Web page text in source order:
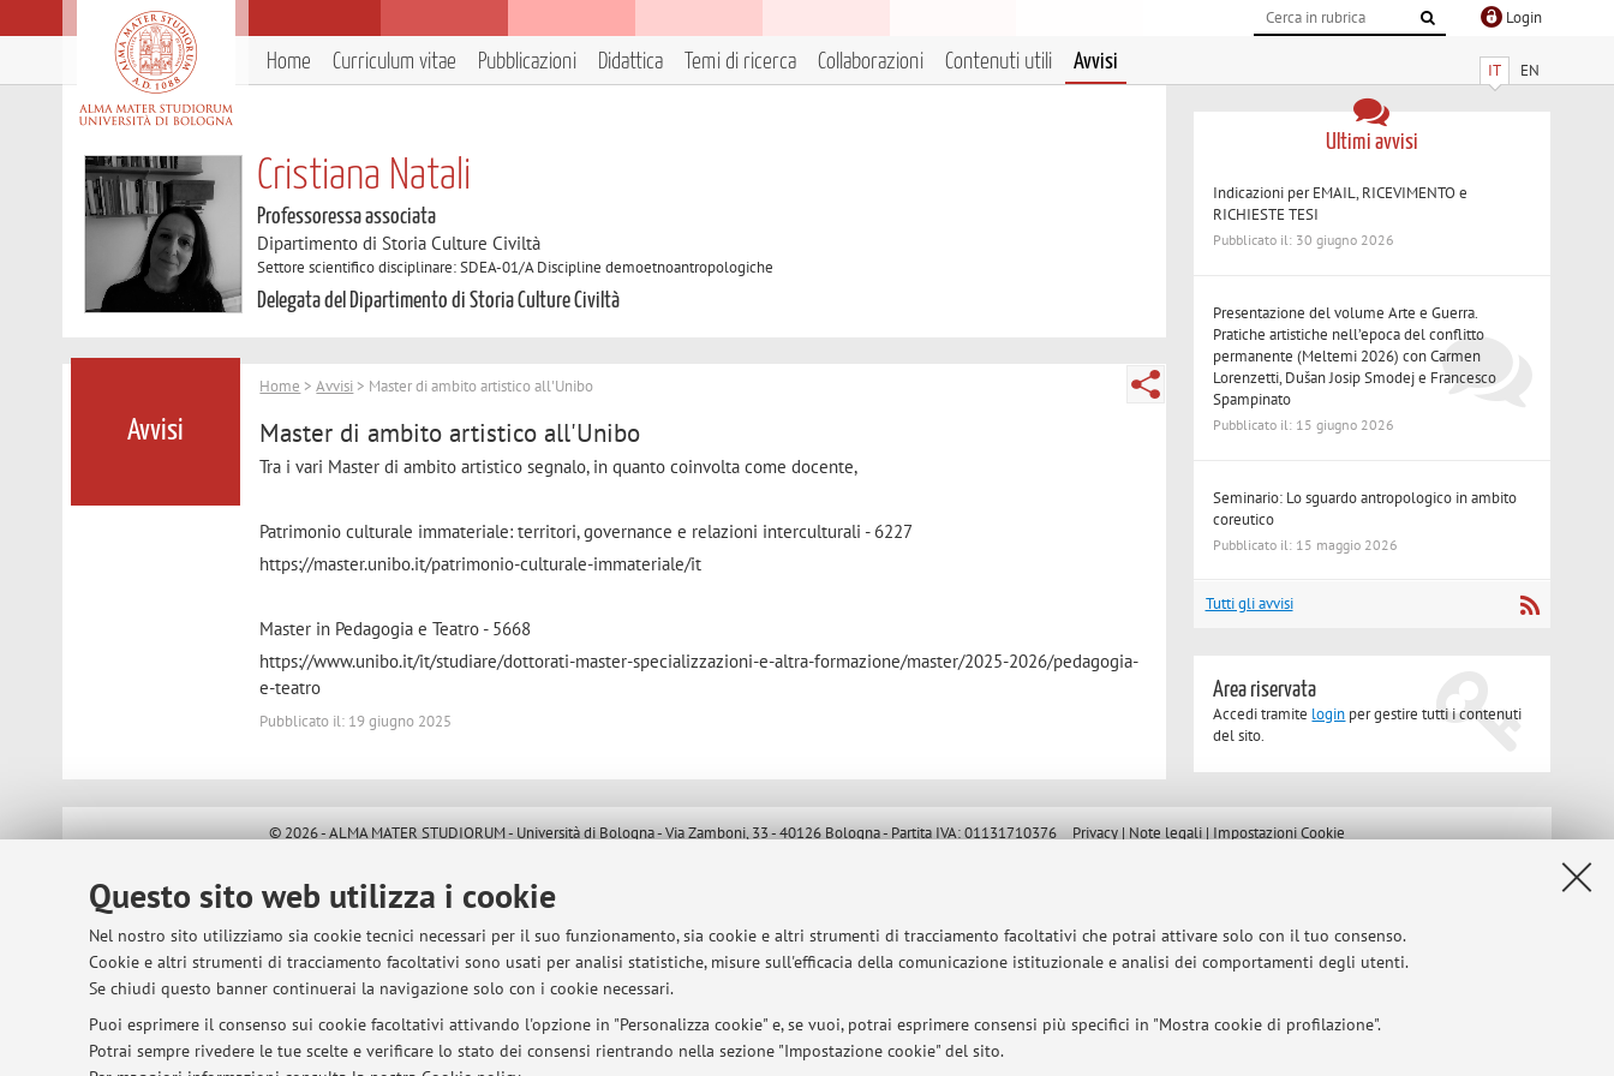
Questo sito web utilizza i cookie
Nel nostro sito utilizziamo sia cookie tecnici necessari per il suo funzionamento, sia cookie e altri strumenti di tracciamento facoltativi che potrai attivare solo con il tuo consenso.
Cookie e altri strumenti di tracciamento facoltativi sono usati per analisi statistiche, misure sull'efficacia della comunicazione istituzionale e analisi dei comportamenti degli utenti.
Se chiudi questo banner continuerai la navigazione solo con i cookie necessari.
Puoi esprimere il consenso sui cookie facoltativi attivando l'opzione in "Personalizza cookie" e, se vuoi, potrai esprimere consensi più specifici in "Mostra cookie di profilazione".
Potrai sempre rivedere le tue scelte e verificare lo stato dei consensi rientrando nella sezione "Impostazione cookie" del sito.
Login
IT EN
Home Curriculum vitae Pubblicazioni Didattica Temi di ricerca Collaborazioni Contenuti utili Avvisi
Cristiana Natali
Professoressa associata
Dipartimento di Storia Culture Civiltà
Settore scientifico disciplinare: SDEA-01/A Discipline demoetnoantropologiche
Delegata del Dipartimento di Storia Culture Civiltà
Avvisi
Home >Avvisi > Master di ambito artistico all'Unibo
Master di ambito artistico all'Unibo
Tra i vari Master di ambito artistico segnalo, in quanto coinvolta come docente,
Patrimonio culturale immateriale: territori, governance e relazioni interculturali - 6227
https://master.unibo.it/patrimonio-culturale-immateriale/it
Master in Pedagogia e Teatro - 5668
https://www.unibo.it/it/studiare/dottorati-master-specializzazioni-e-altra-formazione/master/2025-2026/pedagogia-
e-teatro
Pubblicato il: 19 giugno 2025
Ultimi avvisi
Indicazioni per EMAIL, RICEVIMENTO e
RICHIESTE TESI
Pubblicato il: 30 giugno 2026
Presentazione del volume Arte e Guerra.
Pratiche artistiche nell’epoca del conflitto
permanente (Meltemi 2026) con Carmen
Lorenzetti, Dušan Josip Smodej e Francesco
Spampinato
Pubblicato il: 15 giugno 2026
Seminario: Lo sguardo antropologico in ambito
coreutico
Pubblicato il: 15 maggio 2026
Tutti gli avvisi
Area riservata
Accedi tramite login per gestire tutti i contenuti
del sito.
© 2026 - ALMA MATER STUDIORUM - Università di Bologna - Via Zamboni, 33 - 40126 Bologna - Partita IVA: 01131710376 Privacy| Note legali| Impostazioni Cookie